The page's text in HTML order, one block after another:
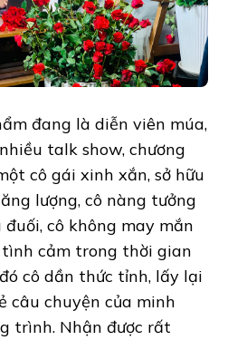
đang là diễn viên múa,
talk show, chương
cô gái xinh xắn, sở hữu
lượng, cô nàng tưởng
cô không may mắn
cảm trong thời gian
cô dần thức tỉnh, lấy lại
câu chuyện của minh
trình. Nhận được rất